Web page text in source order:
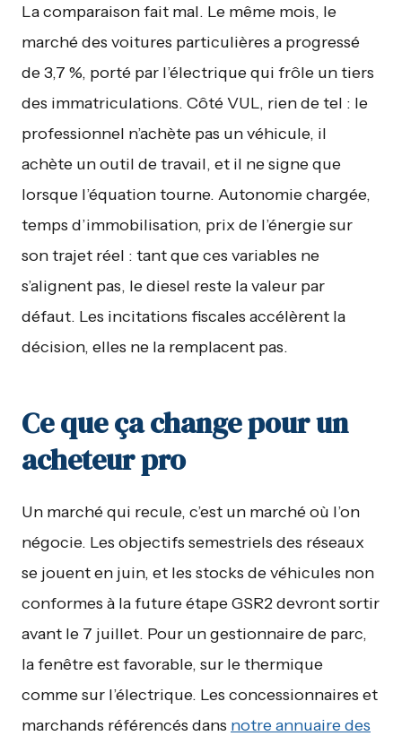
La comparaison fait mal. Le même mois, le
marché des voitures particulières a progressé
de 3,7 %, porté par l’électrique qui frôle un tiers
des immatriculations. Côté VUL, rien de tel : le
professionnel n’achète pas un véhicule, il
achète un outil de travail, et il ne signe que
lorsque l’équation tourne. Autonomie chargée,
temps d’immobilisation, prix de l’énergie sur
son trajet réel : tant que ces variables ne
s’alignent pas, le diesel reste la valeur par
défaut. Les incitations fiscales accélèrent la
décision, elles ne la remplacent pas.
Ce que ça change pour un
acheteur pro
Un marché qui recule, c’est un marché où l’on
négocie. Les objectifs semestriels des réseaux
se jouent en juin, et les stocks de véhicules non
conformes à la future étape GSR2 devront sortir
avant le 7 juillet. Pour un gestionnaire de parc,
la fenêtre est favorable, sur le thermique
comme sur l’électrique. Les concessionnaires et
marchands référencés dans notre annuaire des